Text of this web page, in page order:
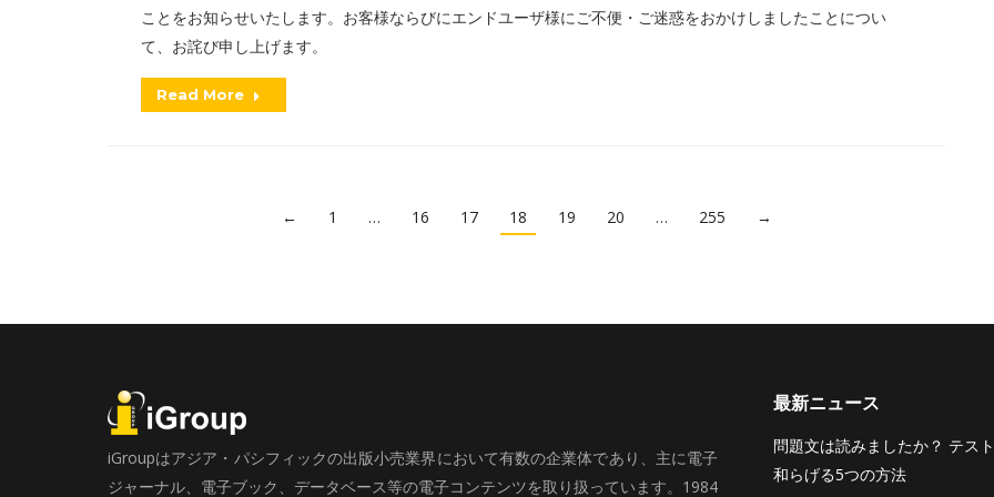
ことをお知らせいたします。お客様ならびにエンドユーザ様にご不便・ご迷惑をおかけしましたことについ
て、お詫び申し上げます。
Read More
← 1 … 16 17 18 19 20 … 255 →
iGroupはアジア・パシフィックの出版小売業界において有数の企業体であり、主に電子
ジャーナル、電子ブック、データベース等の電子コンテンツを取り扱っています。1984
最新ニュース
問題文は読みましたか？ テス
和らげる5つの方法